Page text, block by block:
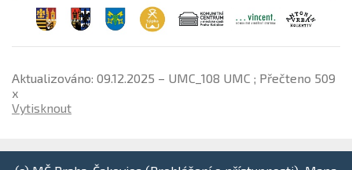
Aktualizováno: 09.12.2025 – UMC_108 UMC ; Přečteno 509
x
Vytisknout